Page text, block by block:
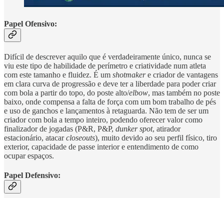
Papel Ofensivo:
Difícil de descrever aquilo que é verdadeiramente único, nunca se
viu este tipo de habilidade de perímetro e criatividade num atleta
com este tamanho e fluidez. É um shotmakere criador de vantagens
em clara curva de progressão e deve ter a liberdade para poder criar
com bola a partir do topo, do poste alto/elbow, mas também no poste
baixo, onde compensa a falta de força com um bom trabalho de pés
e uso de ganchos e lançamentos à retaguarda. Não tem de ser um
criador com bola a tempo inteiro, podendo oferecer valor como
finalizador de jogadas (P&R, P&P, dunker spot, atirador
estacionário, atacarcloseouts), muito devido ao seu perfil físico, tiro
exterior, capacidade de passe interior e entendimento de como
ocupar espaços.
Papel Defensivo: